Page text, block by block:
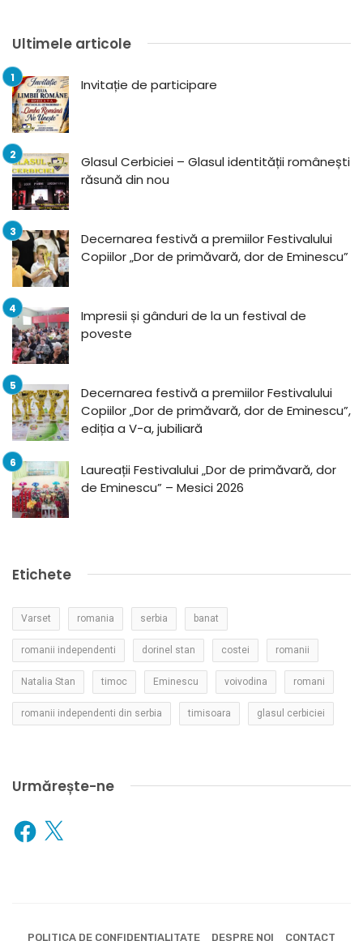
Ultimele articole
Invitație de participare
Glasul Cerbiciei – Glasul identității românești
răsună din nou
Decernarea festivă a premiilor Festivalului
Copiilor „Dor de primăvară, dor de Eminescu”
Impresii și gânduri de la un festival de
poveste
Decernarea festivă a premiilor Festivalului
Copiilor „Dor de primăvară, dor de Eminescu”,
ediția a V-a, jubiliară
Laureații Festivalului „Dor de primăvară, dor
de Eminescu” – Mesici 2026
Etichete
Varset romania serbia banat
romanii independenti dorinel stan costei romanii
Natalia Stan timoc Eminescu voivodina romani
romanii independenti din serbia timisoara glasul cerbiciei
Urmărește-ne
Facebook
X
POLITICA DE CONFIDENȚIALITATE DESPRE NOI CONTACT